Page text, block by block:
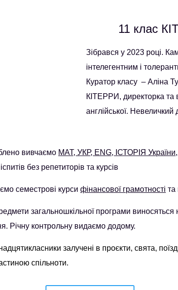
11 клас
Зібрався у 2023 році.
інтелегентним і
Куратор класу – Аліна
КІТЕРРИ, директорка та
англійської.
вивчаємо МАТ, УКР, ENG, ІСТОРІЯ України,
без репетиторів та курсів
семестрові курсифінансової грамотності та
загальношкільної програми виносяться
Річну контрольну видаємо додому.
залучені в проєкти, свята,
спільноти.